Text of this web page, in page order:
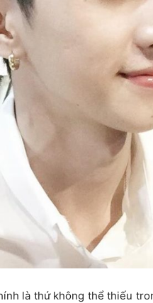
là thứ không thể thiếu